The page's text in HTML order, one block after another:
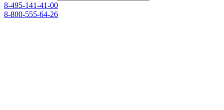
8-495-141-41-00
8-800-555-64-26